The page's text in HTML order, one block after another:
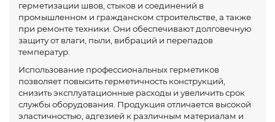
герметизации швов, стыков и соединений в
промышленном и гражданском строительстве, а также
при ремонте техники. Они обеспечивают долговечную
защиту от влаги, пыли, вибраций и перепадов
температур.
Использование профессиональных герметиков
позволяет повысить герметичность конструкций,
снизить эксплуатационные расходы и увеличить срок
службы оборудования. Продукция отличается высокой
эластичностью, адгезией к различным материалам и